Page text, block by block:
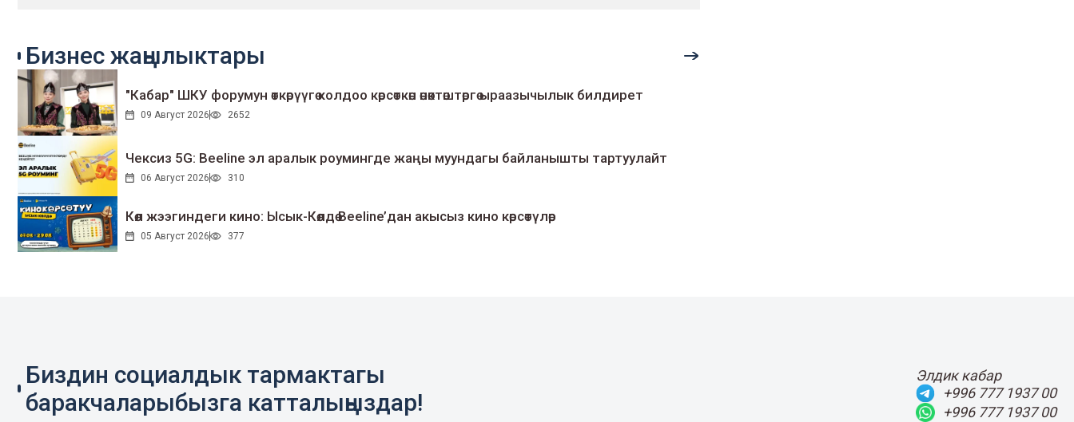
Бизнес жаңылыктары
"Кабар" ШКУ форумун өткөрүүгө колдоо көрсөткөн өнөктөштөргө ыраазычылык билдирет
09 Август 2026 2652
Чексиз 5G: Beeline эл аралык роумингде жаңы муундагы байланышты тартуулайт
06 Август 2026 310
Көл жээгиндеги кино: Ысык-Көлдө Beeline’дан акысыз кино көрсөтүлөр
05 Август 2026 377
Биздин социалдык тармактагы
баракчаларыбызга катталыңыздар!
Элдик кабар
+996 777 1937 00
+996 777 1937 00